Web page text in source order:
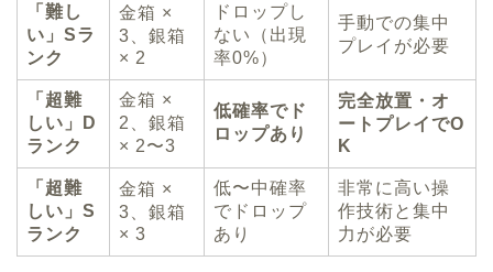
「難し
い」Sラ
ンク
金箱 ×
3、銀箱
× 2
ドロップし
ない（出現
率0%）
手動での集中
プレイが必要
「超難
しい」D
ランク
金箱 ×
2、銀箱
× 2〜3
低確率でド
ロップあり
完全放置・オ
ートプレイでO
K
「超難
しい」S
ランク
金箱 ×
3、銀箱
× 3
低〜中確率
でドロップ
あり
非常に高い操
作技術と集中
力が必要